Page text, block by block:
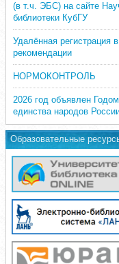
(в т.ч. ЭБС) на сайте
библиотеки КубГУ
Удалённая регистрация
рекомендации
НОРМОКОНТРОЛЬ
2026 год объявлен Годом
единства народов
Образовательные